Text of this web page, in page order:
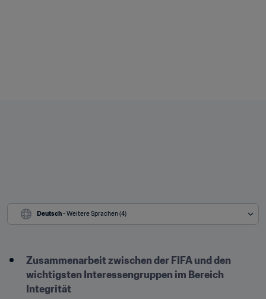
Deutsch - Weitere Sprachen (4)
Zusammenarbeit zwischen der FIFA und den
wichtigsten Interessengruppen im Bereich
Integrität